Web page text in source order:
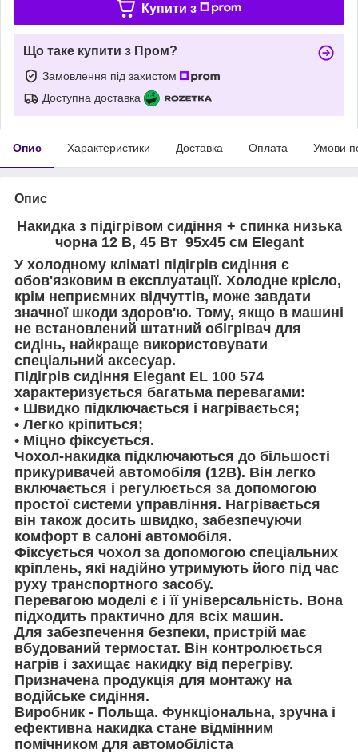
Купити з
Що таке купити з Пром?
Замовлення під захистом
Доступна доставка
Опис Характеристики Доставка Оплата Умови
Опис
Накидка з підігрівом сидіння + спинка низька
чорна 12 В, 45 Вт 95x45 см Elegant
У холодному кліматі підігрів сидіння є
обов'язковим в експлуатації. Холодне крісло,
крім неприємних відчуттів, може завдати
значної шкоди здоров'ю. Тому, якщо в машині
не встановлений штатний обігрівач для
сидінь, найкраще використовувати
спеціальний аксесуар.
Підігрів сидіння Elegant EL 100 574
характеризується багатьма перевагами:
• Швидко підключається і нагрівається;
• Легко кріпиться;
• Міцно фіксується.
Чохол-накидка підключаються до більшості
прикуривачей автомобіля (12В). Він легко
включається і регулюється за допомогою
простої системи управління. Нагрівається
він також досить швидко, забезпечуючи
комфорт в салоні автомобіля.
Фіксується чохол за допомогою спеціальних
кріплень, які надійно утримують його під час
руху транспортного засобу.
Перевагою моделі є і її універсальність. Вона
підходить практично для всіх машин.
Для забезпечення безпеки, пристрій має
вбудований термостат. Він контролюється
нагрів і захищає накидку від перегріву.
Призначена продукція для монтажу на
водійське сидіння.
Виробник - Польща. Функціональна, зручна і
ефективна накидка стане відмінним
помічником для автомобіліста